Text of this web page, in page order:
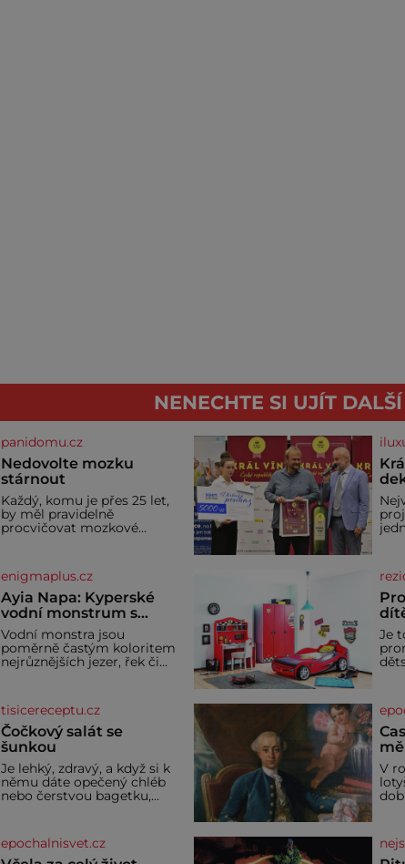
NENECHTE SI UJÍT
panidomu.cz
Nedovolte mozku
stárnout
Každý, komu je přes 25 let,
by měl pravidelně
procvičovat mozkové
paměť. Možná máte
problém vzpomenout si na
jméno kolegy z práce. Nebo
marně v paměti lovíte
nedávno přečetli. Je to
opravdu tak, s věkem jako
kdyby se paměť rozhodla
vín,
enigmaplus.cz
Ayia Napa: Kyperské
vodní monstrum s
mírumilovnou povahou
Vodní monstra jsou
poměrně častým koloritem
nejrůznějších jezer, řek či
místo zviditelnit a
přitáhnout k němu
pozornost záhadám
nakloněných turi
Je
by
tisicereceptu.cz
Čočkový salát se
šunkou
Je lehký, zdravý, a když si k
němu dáte opečený chléb
nebo čerstvou bagetku,
oblíbené čočky 150 g cherry
rajčátek 1 velká červená
V
epochalnisvet.cz